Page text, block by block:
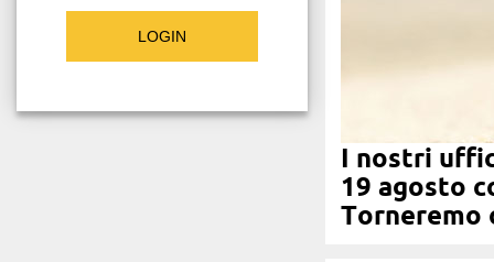
LOGIN
I nostri
19 agosto
Torneremo